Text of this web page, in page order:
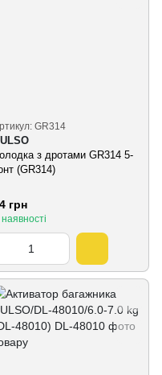
GR314
з дротами GR314 5-
(GR314)
грн